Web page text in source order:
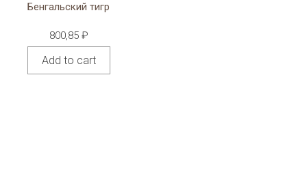
Бенгальский тигр
800,85 ₽
Add to cart